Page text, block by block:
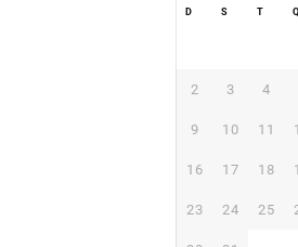
D S T Q
2 3 4
9 10 11
16 17 18
23 24 25